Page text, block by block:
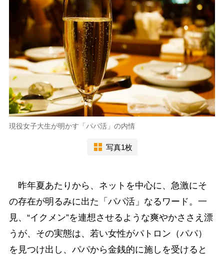
現役女子大生が明かす「パパ活」の内情
写真1枚
昨年夏あたりから、ネットを中心に、急激にそ
の存在が明るみに出た「パパ活」なるワード。一
見、“イクメン”を連想させるような爽やかささえ漂
うが、その実態は、若い女性がパトロン（パパ）
を見つけ出し、パパから金銭的に施しを受けると